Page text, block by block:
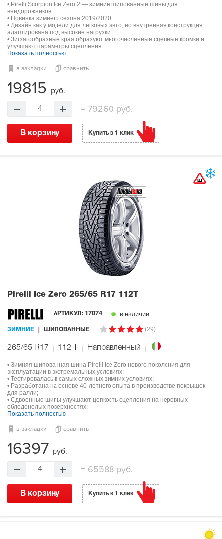
• Pirelli Scorpion Ice Zero 2 — зимние шипованные шины для
внедорожников.
• Новинка зимнего сезона 2019/2020.
• Дизайн как у модели для легковых авто, но внутренняя конструкция
адаптирована под высокие нагрузки.
• Зигзагообразные края образуют многочисленные сцепные кромки и
улучшают параметры сцепления.
Показать полностью
в закладки сравнить
19815 руб.
4 = 79260 руб.
В корзину Купить в 1 клик
Pirelli Ice Zero 265/65 R17 112T
АРТИКУЛ: 17074 в наличии
ЗИМНИЕ ШИПОВАННЫЕ (29)
265/65 R17 112 Направленный
• Зимняя шипованная шина Pirelli Ice Zero нового поколения для
эксплуатации в экстремальных условиях;
• Тестировалась в самых сложных зимних условиях;
• Разработана на основе 40-летнего опыта в производстве покрышек
для ралли;
• Сдвоенные шипы улучшают цепкость сцепления на неровных
обледенелых поверхностях;
Показать полностью
в закладки сравнить
16397 руб.
4 = 65588 руб.
В корзину Купить в 1 клик